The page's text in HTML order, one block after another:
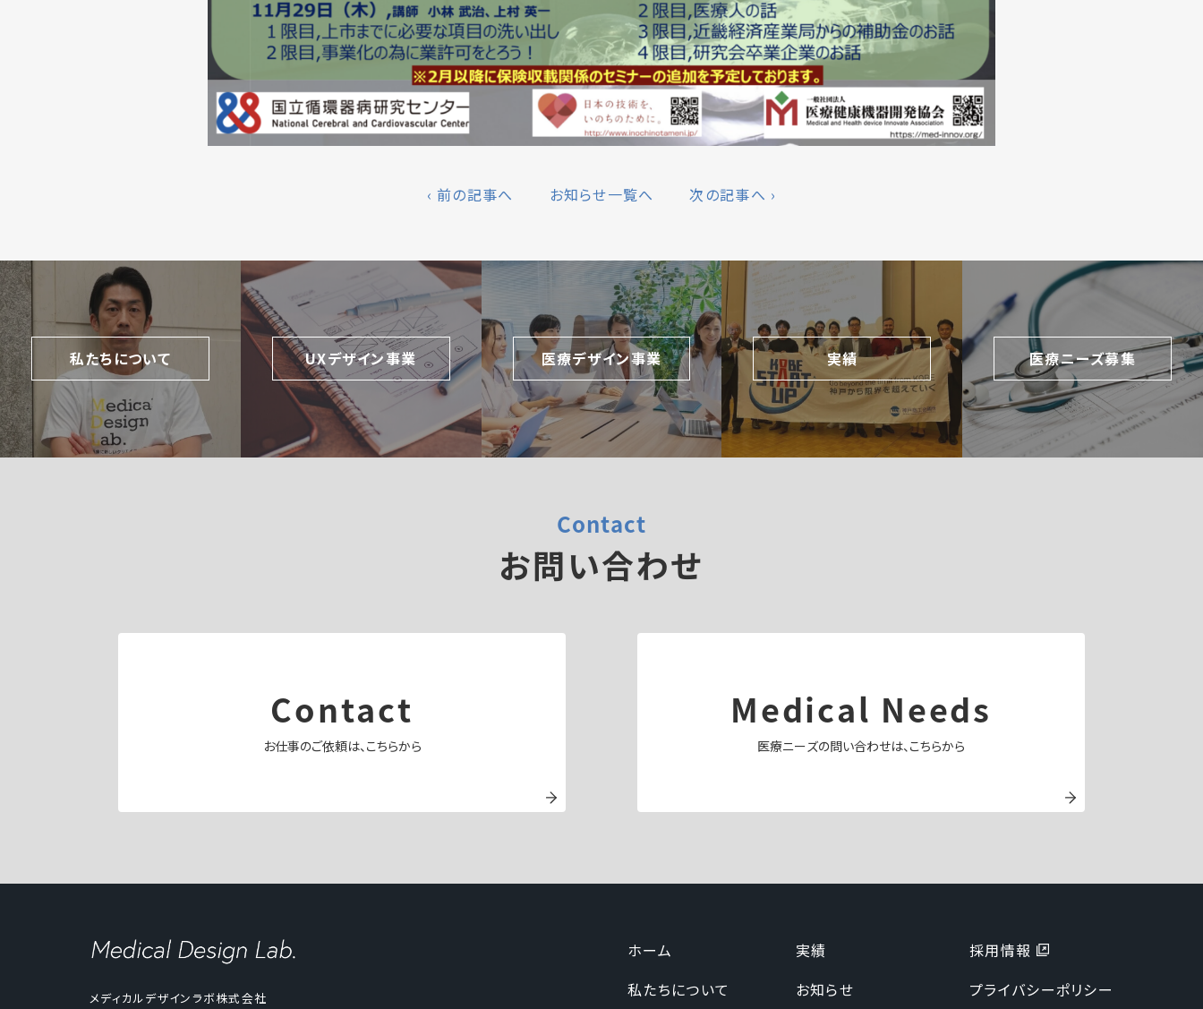
‹ 前の記事へ お知らせ一覧へ 次の記事へ ›
私たちについて UXデザイン事業 医療デザイン事業 実績 医療ニーズ募集
Contact
お問い合わせ
Contact
お仕事のご依頼は、こちらから
Medical Needs
医療ニーズの問い合わせは、こちらから
ホーム
私たちについて
実績
お知らせ
採用情報
プライバシーポリシー
メディカルデザインラボ株式会社